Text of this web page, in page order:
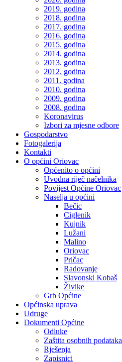
2019. godina
2018. godina
2017. godina
2016. godina
2015. godina
2014. godina
2013. godina
2012. godina
2011. godina
2010. godina
2009. godina
2008. godina
Koronavirus
Izbori za mjesne odbore
Gospodarstvo
Fotogalerija
Kontakti
O općini Oriovac
Općenito o općini
Uvodna riječ načelnika
Povijest Općine Oriovac
Naselja u općini
Bečic
Ciglenik
Kujnik
Lužani
Malino
Oriovac
Pričac
Radovanje
Slavonski Kobaš
Živike
Grb Općine
Općinska uprava
Udruge
Dokumenti Općine
Odluke
Zaštita osobnih podataka
Rješenja
Zapisnici